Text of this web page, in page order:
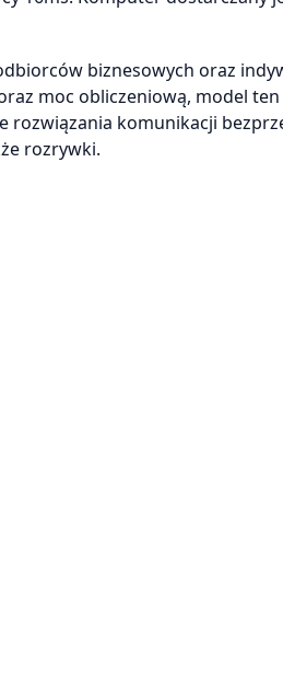
biznesowych oraz
moc obliczeniową, model
rozwiązania komunikacji
rozrywki.